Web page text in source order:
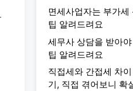
면세사업자는 부가
팁 알려드려요
세무사 상담을 받아
팁 알려드려요
직접세와 간접세 차
기, 직접 겪어보니 확